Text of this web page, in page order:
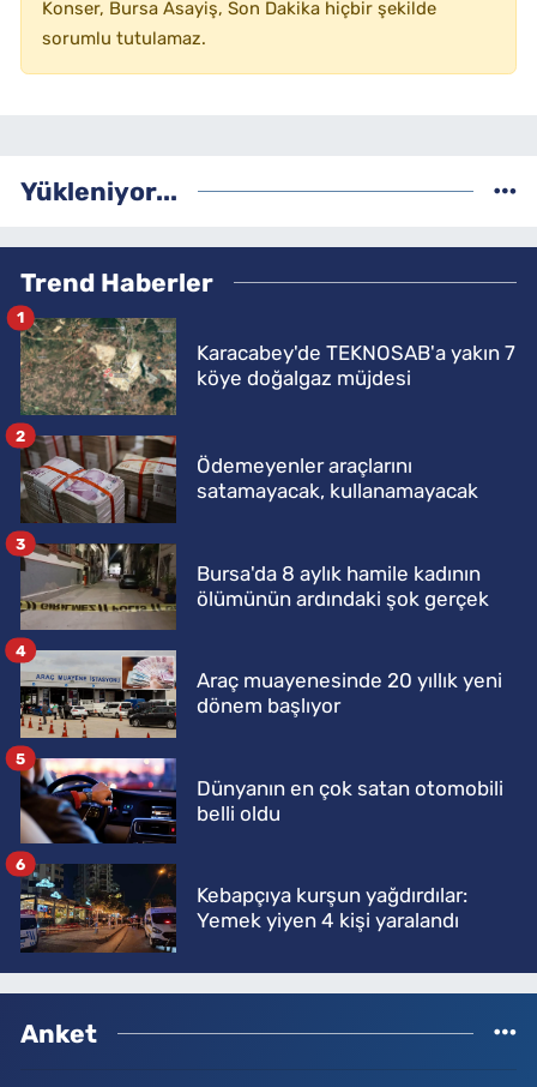
Konser, Bursa Asayiş, Son Dakika hiçbir şekilde
sorumlu tutulamaz.
Yükleniyor...
Trend Haberler
Karacabey'de TEKNOSAB'a yakın 7
köye doğalgaz müjdesi
1
Ödemeyenler araçlarını
satamayacak, kullanamayacak
2
Bursa'da 8 aylık hamile kadının
ölümünün ardındaki şok gerçek
3
Araç muayenesinde 20 yıllık yeni
dönem başlıyor
4
Dünyanın en çok satan otomobili
belli oldu
5
Kebapçıya kurşun yağdırdılar:
Yemek yiyen 4 kişi yaralandı
6
Anket